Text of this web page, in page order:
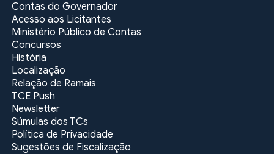
Contas do Governador
Acesso aos Licitantes
Ministério Público de Contas
Concursos
História
Localização
Relação de Ramais
TCE Push
Newsletter
Súmulas dos TCs
Política de Privacidade
Sugestões de Fiscalização